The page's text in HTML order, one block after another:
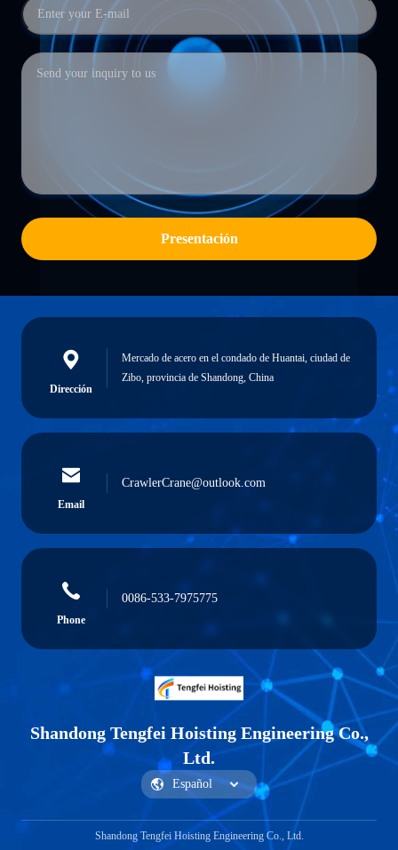
Presentación
Dirección
Mercado de acero en el condado de Huantai, ciudad de
Zibo, provincia de Shandong, China
Email
CrawlerCrane@outlook.com
Phone
0086-533-7975775
Shandong Tengfei Hoisting Engineering Co.,
Ltd.
Shandong Tengfei Hoisting Engineering Co., Ltd.